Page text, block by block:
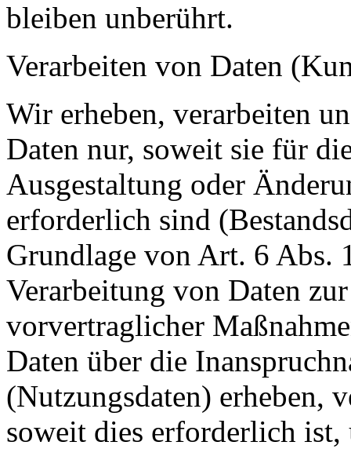
bleiben unberührt.
Verarbeiten von Daten
Wir erheben, verarbeiten
Daten nur, soweit sie für
Ausgestaltung oder
erforderlich sind
Grundlage von Art. 6 Abs.
Verarbeitung von Daten
vorvertraglicher
Daten über die
(Nutzungsdaten) erheben,
soweit dies erforderlich ist,